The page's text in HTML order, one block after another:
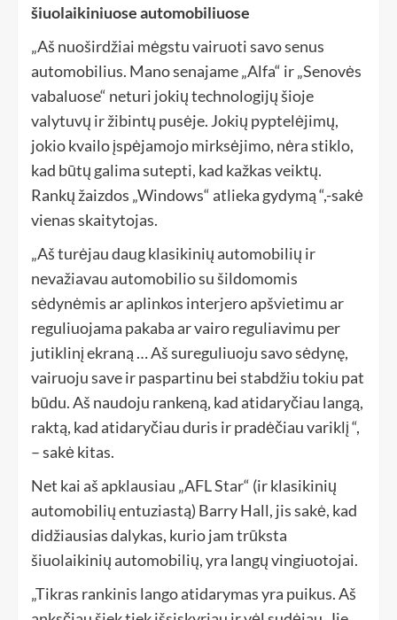
šiuolaikiniuose automobiliuose
„Aš nuoširdžiai mėgstu vairuoti savo senus
automobilius. Mano senajame „Alfa“ ir „Senovės
vabaluose“ neturi jokių technologijų šioje
valytuvų ir žibintų pusėje. Jokių pyptelėjimų,
jokio kvailo įspėjamojo mirksėjimo, nėra stiklo,
kad būtų galima sutepti, kad kažkas veiktų.
Rankų žaizdos „Windows“ atlieka gydymą “,-sakė
vienas skaitytojas.
„Aš turėjau daug klasikinių automobilių ir
nevažiavau automobilio su šildomomis
sėdynėmis ar aplinkos interjero apšvietimu ar
reguliuojama pakaba ar vairo reguliavimu per
jutiklinį ekraną … Aš sureguliuoju savo sėdynę,
vairuoju save ir paspartinu bei stabdžiu tokiu pat
būdu. Aš naudoju rankeną, kad atidaryčiau langą,
raktą, kad atidaryčiau duris ir pradėčiau variklį “,
– sakė kitas.
Net kai aš apklausiau „AFL Star“ (ir klasikinių
automobilių entuziastą) Barry Hall, jis sakė, kad
didžiausias dalykas, kurio jam trūksta
šiuolaikinių automobilių, yra langų vingiuotojai.
„Tikras rankinis lango atidarymas yra puikus. Aš